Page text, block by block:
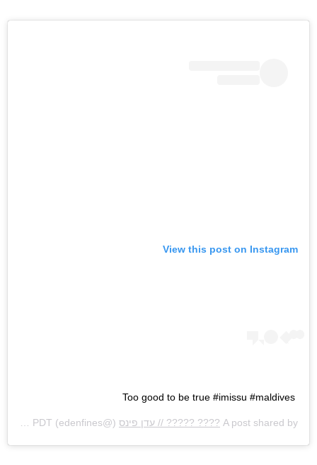
View this post on Instagram
Too good to be true #imissu #maldives
A post shared by ???? ????? // עדן פינס (@edenfines) on
Sep 6, 2020 at 8:09am PDT